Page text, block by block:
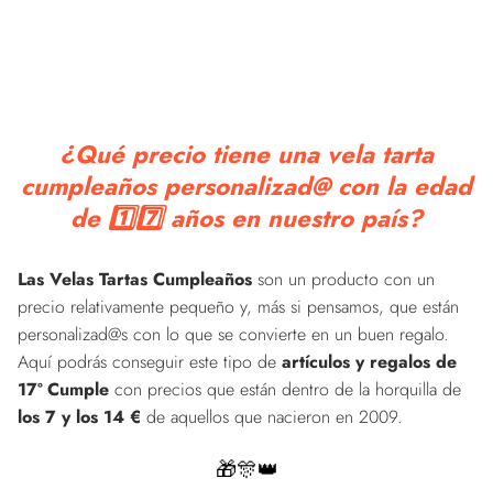
¿Qué precio tiene una vela tarta
cumpleaños personalizad@ con la edad
de 1️⃣7️⃣ años en nuestro país?
Las Velas Tartas Cumpleaños son un producto con un
precio relativamente pequeño y, más si pensamos, que están
personalizad@s con lo que se convierte en un buen regalo.
Aquí podrás conseguir este tipo de artículos y regalos de
17º Cumple con precios que están dentro de la horquilla de
los 7 y los 14 € de aquellos que nacieron en 2009.
🎁🎊👑